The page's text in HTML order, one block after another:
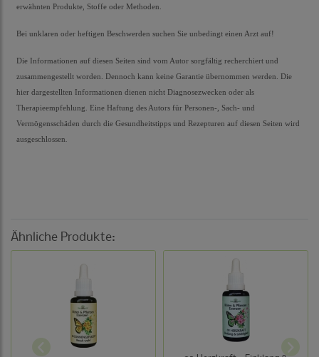
erwähnten Produkte, Stoffe oder Methoden.
Bei unklaren oder heftigen Beschwerden suchen Sie unbedingt einen Arzt auf!
Die Informationen auf diesen Seiten sind vom Autor sorgfältig recherchiert und
zusammengestellt worden. Dennoch kann keine Garantie übernommen werden. Die
hier dargestellten Informationen dienen nicht Diagnosezwecken oder als
Therapieempfehlung. Eine Haftung des Autors für Personen-, Sach- und
Vermögensschäden durch die Gesundheitstipps und Rezepturen auf diesen Seiten wird
ausgeschlossen.
Ähnliche Produkte: